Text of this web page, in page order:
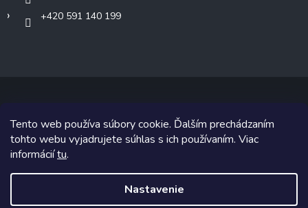
Tento web používa súbory cookie. Ďalším prechádzaním
tohto webu vyjadrujete súhlas s ich používaním. Viac
informáciítu.
Nastavenie
+420 591 140 199
Copyright 2026Ecobe.sk. Všetky práva vyhradené.
Grafický návrh vytvoril a na Shoptet implementoval
Shoptetak.cz.